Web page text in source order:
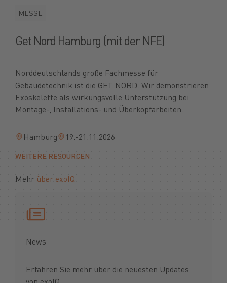
MESSE
Get Nord Hamburg (mit der NFE)
Norddeutschlands große Fachmesse für
Gebäudetechnik ist die GET NORD. Wir demonstrieren
Exoskelette als wirkungsvolle Unterstützung bei
Montage-, Installations- und Überkopfarbeiten.
Hamburg 19.-21.11.2026
WEITERE RESOURCEN
Mehr über exoIQ
News
Erfahren Sie mehr über die neuesten Updates